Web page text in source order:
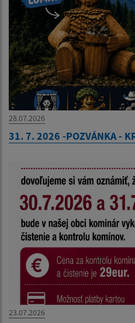
28.07.2026
31. 7. 2026 -POZVÁNKA -
23.07.2026